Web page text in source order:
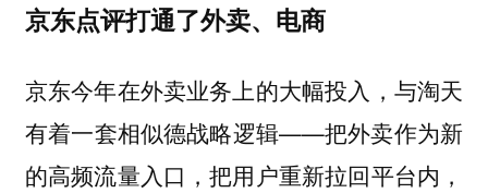
京东点评打通了外卖、电商
京东今年在外卖业务上的大幅投入，与淘天
有着一套相似德战略逻辑——把外卖作为新
的高频流量入口，把用户重新拉回平台内，